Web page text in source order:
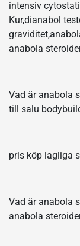
intensiv
Kur,dianabol
anabola
Vad är anabola
till salu
pris köp lagliga
Vad är anabola
anabola